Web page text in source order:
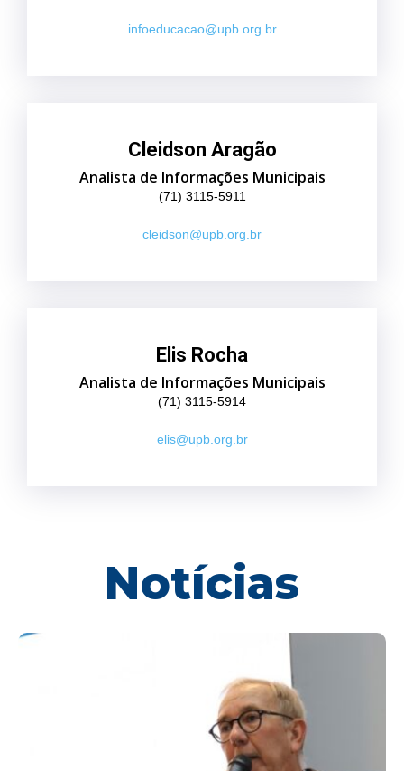
infoeducacao@upb.org.br
Cleidson Aragão
Analista de Informações Municipais
(71) 3115-5911
cleidson@upb.org.br
Elis Rocha
Analista de Informações Municipais
(71) 3115-5914
elis@upb.org.br
Notícias